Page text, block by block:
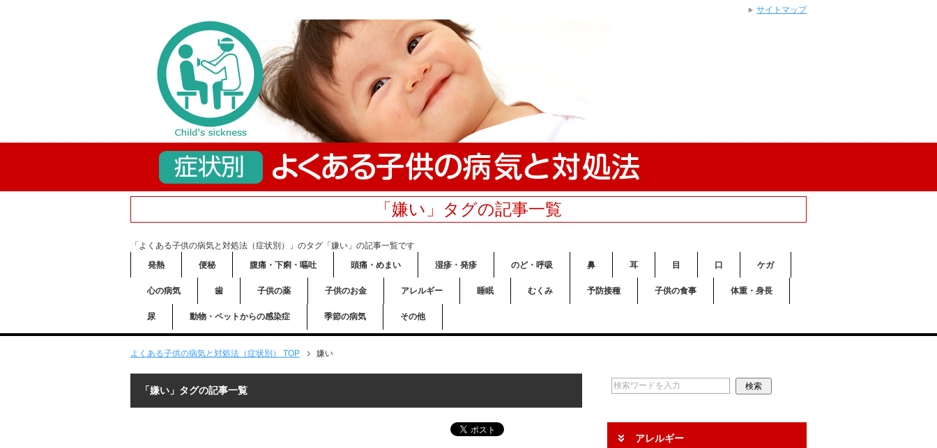
「嫌い」タグの記事一覧
「よくある子供の病気と対処法（症状別）」のタグ「嫌い」の記事一覧です
発熱
便秘 腹痛・下痢・嘔吐 頭痛・めまい 湿疹・発疹 のど・呼吸 鼻 耳 目 口 ケガ
心の病気 歯 子供の薬 子供のお金 アレルギー 睡眠 むくみ 予防接種 子供の食事 体重・身長
尿 動物・ペットからの感染症 季節の病気 その他
よくある子供の病気と対処法（症状別） TOP 嫌い
「嫌い」タグの記事一覧
アレルギー
サイトマップ